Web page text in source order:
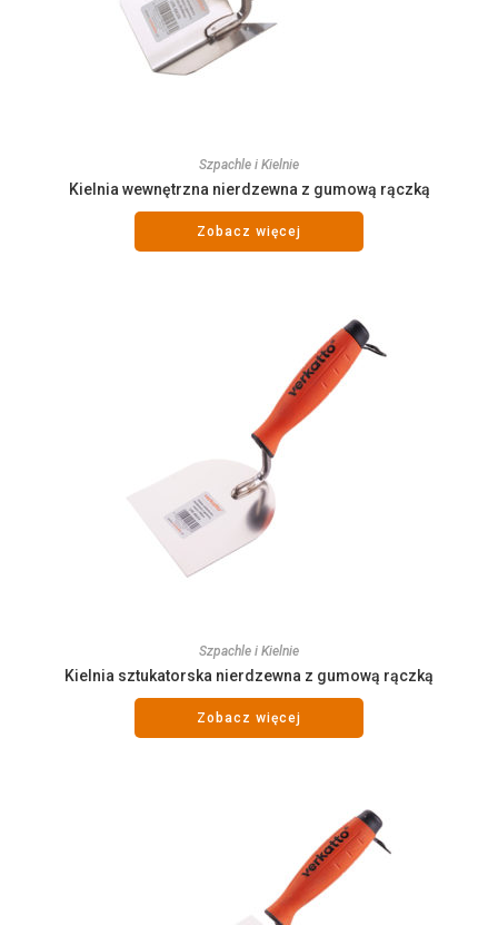
Szpachle i Kielnie
Kielnia wewnętrzna nierdzewna z gumową rączką
Zobacz więcej
Szpachle i Kielnie
Kielnia sztukatorska nierdzewna z gumową rączką
Zobacz więcej